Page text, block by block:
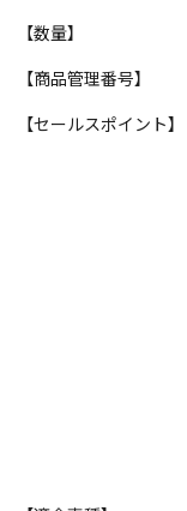
【数量】
【商品管理番号】
【セールスポイント】